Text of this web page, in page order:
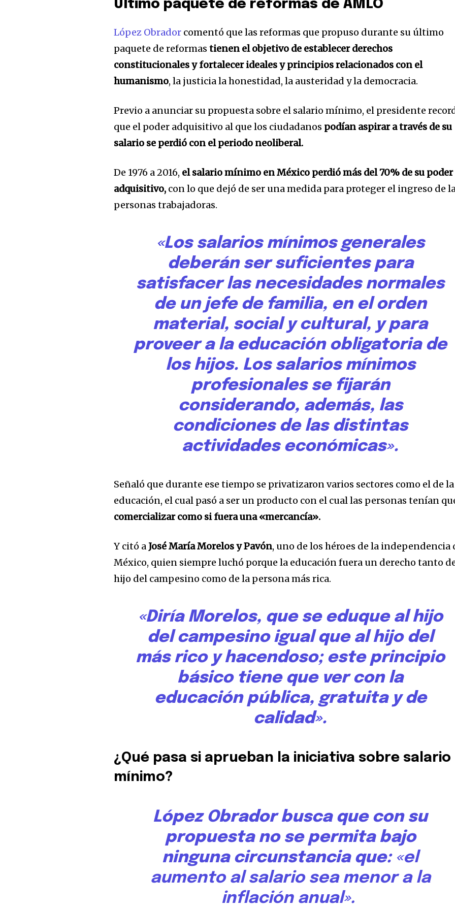
32,111 32,214
Último paquete de reformas de AMLO
López Obrador comentó que las reformas que propuso durante su último
paquete de reformastienen el objetivo de establecer derechos
constitucionales y fortalecer ideales y principios relacionados con el
humanismo, la justicia la honestidad, la austeridad y la democracia.
Previo a anunciar su propuesta sobre el salario mínimo, el presidente
que el poder adquisitivo al que los ciudadanos podían aspirar a través de su
salario se perdió con el periodo neoliberal.
De 1976 a 2016, el salario mínimo en México perdió más del 70% de su poder
adquisitivo, con lo que dejó de ser una medida para proteger el ingreso de
personas trabajadoras.
«Los salarios mínimos generales
deberán ser suficientes para
satisfacer las necesidades normales
de un jefe de familia, en el orden
material, social y cultural, y para
proveer a la educación obligatoria de
los hijos. Los salarios mínimos
profesionales se fijarán
considerando, además, las
condiciones de las distintas
actividades económicas».
Señaló que durante ese tiempo se privatizaron varios sectores como el de la
educación, el cual pasó a ser un producto con el cual las personas tenían
comercializar como si fuera una «mercancía».
Y citó a José María Morelos y Pavón, uno de los héroes de la independencia
México, quien siempre luchó porque la educación fuera un derecho tanto
hijo del campesino como de la persona más rica.
«Diría Morelos, que se eduque al hijo
del campesino igual que al hijo del
más rico y hacendoso; este principio
básico tiene que ver con la
educación pública, gratuita y de
calidad».
¿Qué pasa si aprueban la iniciativa sobre salario
mínimo?
López Obrador busca que con su
propuesta no se permita bajo
ninguna circunstancia que: «el
aumento al salario sea menor a la
inflación anual».